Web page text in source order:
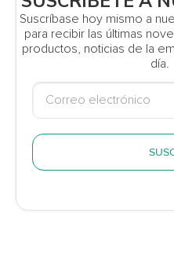
Suscríbase hoy mismo a
para recibir las últimas
productos, noticias de la
día.